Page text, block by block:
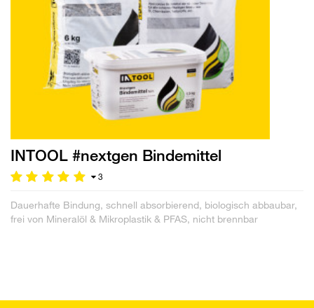
INTOOL #nextgen Bindemittel
3
Dauerhafte Bindung, schnell absorbierend, biologisch abbaubar,
frei von Mineralöl & Mikroplastik & PFAS, nicht brennbar